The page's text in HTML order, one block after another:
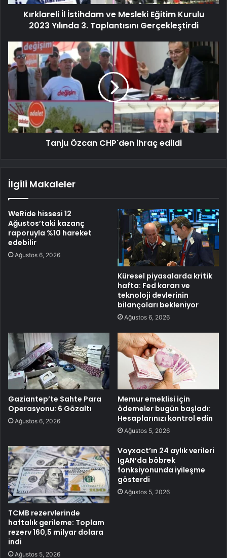
Kırklareli İl İstihdam ve Mesleki Eğitim Kurulu
2023 Yılında 3. Toplantısını Gerçekleştirdi
Tanju Özcan CHP'den ihraç edildi
İlgili Makaleler
WeRide hissesi 12
Ağustos’taki kazanç
raporuyla %10 hareket
edebilir
Ağustos 6, 2026
Küresel piyasalarda kritik
hafta: Fed kararı ve
teknoloji devlerinin
bilançoları bekleniyor
Ağustos 6, 2026
Gaziantep’te Sahte Para
Operasyonu: 6 Gözaltı
Ağustos 6, 2026
Memur emeklisi için
ödemeler bugün başladı:
Hesaplarınızı kontrol edin
Ağustos 5, 2026
TCMB rezervlerinde
haftalık gerileme: Toplam
rezerv 160,5 milyar dolara
indi
Ağustos 5, 2026
Voyxact’ın 24 aylık verileri
IgAN’da böbrek
fonksiyonunda iyileşme
gösterdi
Ağustos 5, 2026